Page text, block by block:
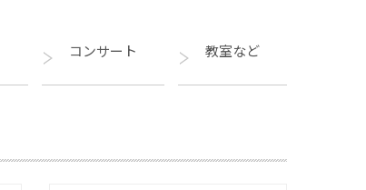
コンサート 教室など